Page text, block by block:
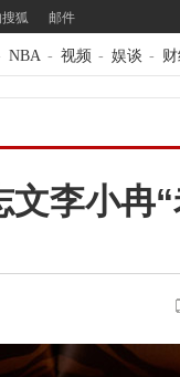
狐 邮件
NBA - 视频 - 娱谈 -
文李小冉